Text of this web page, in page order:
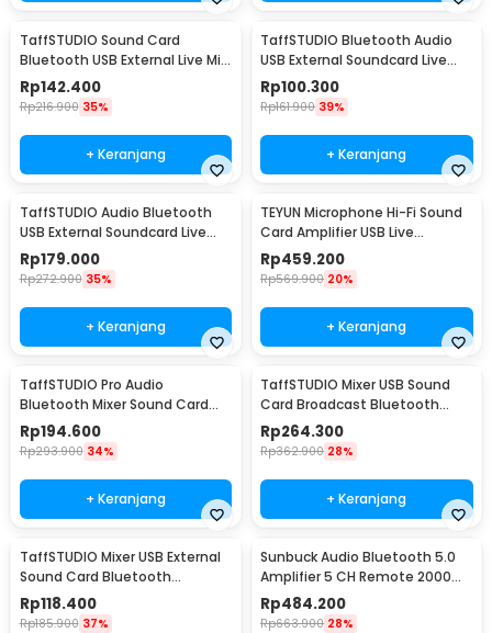
TaffSTUDIO Sound Card
Bluetooth USB External Live Mic
Headset - V8 Plus
Rp142.400
Rp216.900 35%
+ Keranjang
TaffSTUDIO Bluetooth Audio
USB External Soundcard Live
Broadcast Mic - V8S
Rp100.300
Rp161.900 39%
+ Keranjang
TaffSTUDIO Audio Bluetooth
USB External Soundcard Live
Microphone - V300 Pro
Rp179.000
Rp272.900 35%
+ Keranjang
TEYUN Microphone Hi-Fi Sound
Card Amplifier USB Live
Broadcast - Q-22
Rp459.200
Rp569.900 20%
+ Keranjang
TaffSTUDIO Pro Audio
Bluetooth Mixer Sound Card
Live Broadcast Karaoke - F998
Rp194.600
Rp293.900 34%
+ Keranjang
TaffSTUDIO Mixer USB Sound
Card Broadcast Bluetooth
Special Effect - M9
Rp264.300
Rp362.900 28%
+ Keranjang
TaffSTUDIO Mixer USB External
Sound Card Bluetooth
Amplifier - V8S
Rp118.400
Rp185.900 37%
Sunbuck Audio Bluetooth 5.0
Amplifier 5 CH Remote 2000W
- AV-298BT
Rp484.200
Rp663.900 28%